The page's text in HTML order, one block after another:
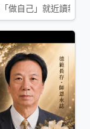
做自己」就近讀新莊